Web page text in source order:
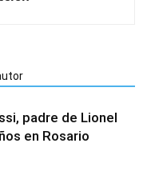
padre de Lionel
en Rosario